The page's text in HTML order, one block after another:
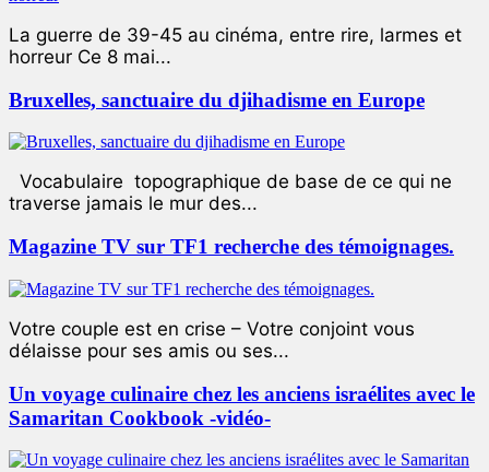
La guerre de 39-45 au cinéma, entre rire, larmes et
horreur Ce 8 mai...
Bruxelles, sanctuaire du djihadisme en Europe
Vocabulaire topographique de base de ce qui ne
traverse jamais le mur des...
Magazine TV sur TF1 recherche des témoignages.
Votre couple est en crise – Votre conjoint vous
délaisse pour ses amis ou ses...
Un voyage culinaire chez les anciens israélites avec le
Samaritan Cookbook -vidéo-